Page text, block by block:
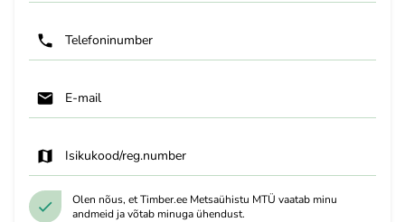
Telefoninumber
E-mail
Isikukood/reg.number
Olen nõus, et Timber.ee Metsaühistu MTÜ vaatab minu
andmeid ja võtab minuga ühendust.